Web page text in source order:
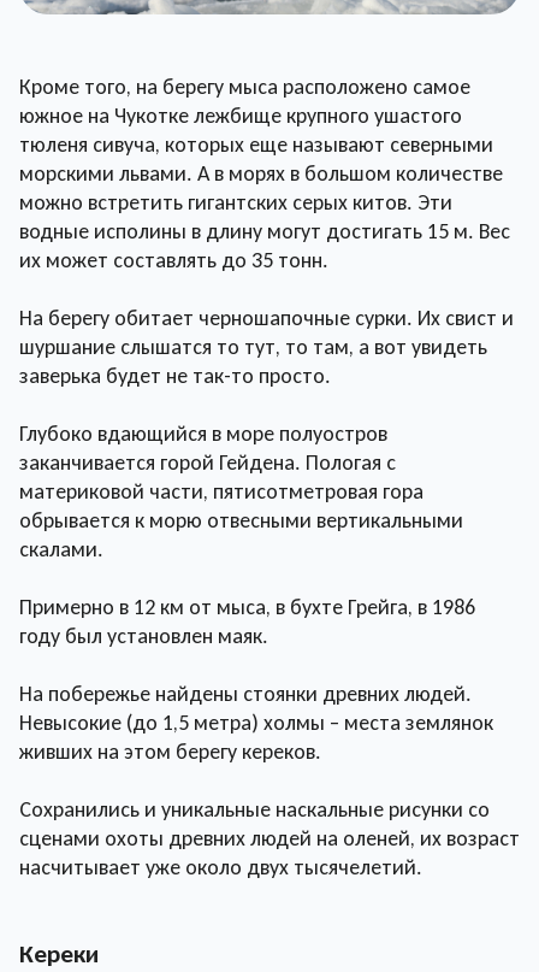
Кроме того, на берегу мыса расположено самое
южное на Чукотке лежбище крупного ушастого
тюленя сивуча, которых еще называют северными
морскими львами. А в морях в большом количестве
можно встретить гигантских серых китов. Эти
водные исполины в длину могут достигать 15 м. Вес
их может составлять до 35 тонн.
На берегу обитает черношапочные сурки. Их свист и
шуршание слышатся то тут, то там, а вот увидеть
заверька будет не так-то просто.
Глубоко вдающийся в море полуостров
заканчивается горой Гейдена. Пологая с
материковой части, пятисотметровая гора
обрывается к морю отвесными вертикальными
скалами.
Примерно в 12 км от мыса, в бухте Грейга, в 1986
году был установлен маяк.
На побережье найдены стоянки древних людей.
Невысокие (до 1,5 метра) холмы – места землянок
живших на этом берегу кереков.
Сохранились и уникальные наскальные рисунки со
сценами охоты древних людей на оленей, их возраст
насчитывает уже около двух тысячелетий.
Кереки